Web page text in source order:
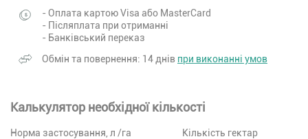
- Оплата картою Visa або MasterCard
- Післяплата при отриманні
- Банківський переказ
Обмін та повернення: 14 днів при виконанні умов
Калькулятор необхідної кількості
Норма застосування, л /га
Кількість гектар